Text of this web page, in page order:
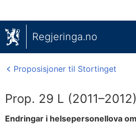
Regjeringa.no
Proposisjoner til Stortinget
Prop. 29 L (2011–2012)
Endringar i helsepersonellova